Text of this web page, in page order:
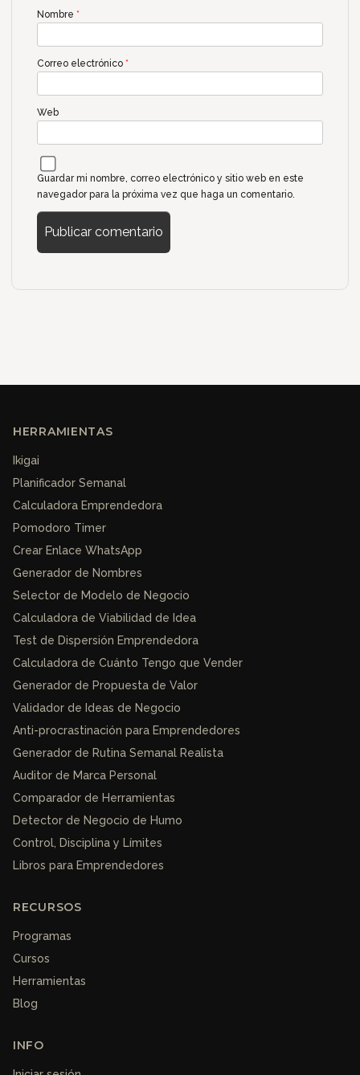
Nombre *
Correo electrónico *
Web
Guardar mi nombre, correo electrónico y sitio web en este
navegador para la próxima vez que haga un comentario.
HERRAMIENTAS
Ikigai
Planificador Semanal
Calculadora Emprendedora
Pomodoro Timer
Crear Enlace WhatsApp
Generador de Nombres
Selector de Modelo de Negocio
Calculadora de Viabilidad de Idea
Test de Dispersión Emprendedora
Calculadora de Cuánto Tengo que Vender
Generador de Propuesta de Valor
Validador de Ideas de Negocio
Anti-procrastinación para Emprendedores
Generador de Rutina Semanal Realista
Auditor de Marca Personal
Comparador de Herramientas
Detector de Negocio de Humo
Control, Disciplina y Límites
Libros para Emprendedores
RECURSOS
Programas
Cursos
Herramientas
Blog
INFO